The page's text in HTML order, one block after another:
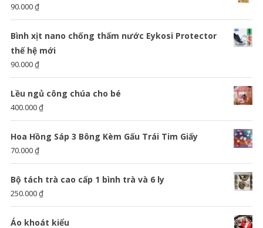
90.000₫
Bình xịt nano chống thấm nước Eykosi Protector
thế hệ mới
90.000₫
Lều ngủ công chúa cho bé
400.000₫
Hoa Hồng Sáp 3 Bông Kèm Gấu Trái Tim Giấy
70.000₫
Bộ tách trà cao cấp 1 bình trà và 6 ly
250.000₫
Áo khoát kiểu